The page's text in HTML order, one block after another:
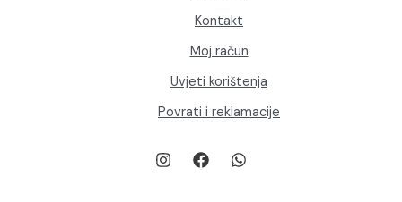
Kontakt
Moj račun
Uvjeti korištenja
Povrati i reklamacije